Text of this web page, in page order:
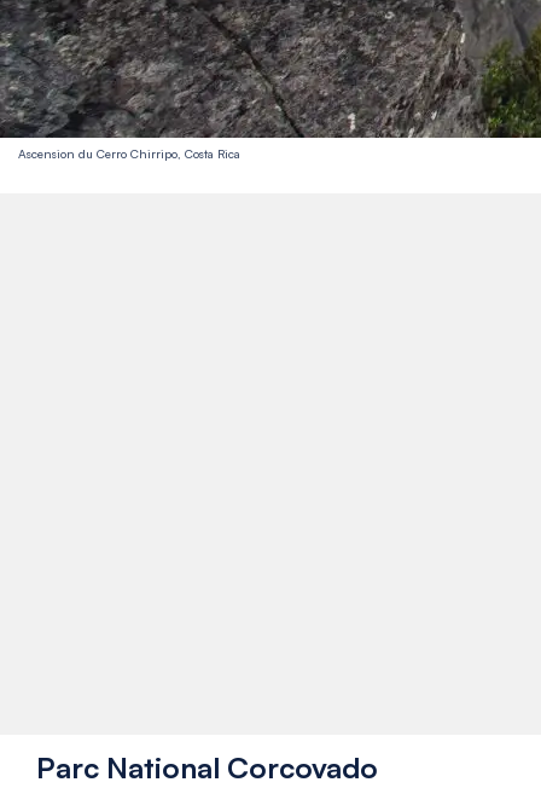
Ascension du Cerro Chirripo, Costa Rica
Parc National Corcovado